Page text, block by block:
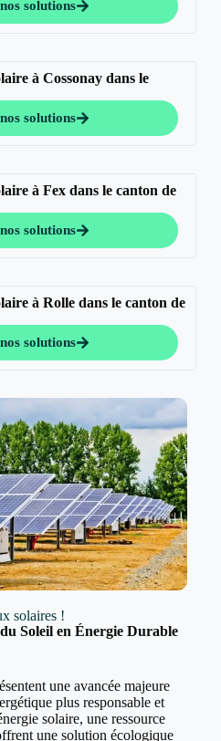
solutions
à Cossonay dans le
solutions
à Fex dans le canton de
solutions
à Rolle dans le canton de
solutions
solaires !
Soleil en Énergie Durable
une avancée majeure
plus responsable et
solaire, une ressource
une solution écologique